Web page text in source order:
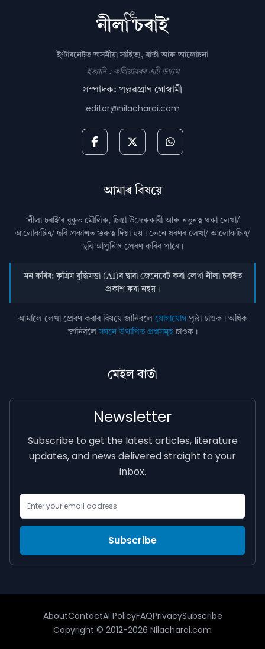
ইণ্টাৰনেটত অসমীয়া সাহিত্য, বাৰ্তা আৰু আলোচনা
ইত্যাদি : কলিয়াবৰৰ এটি উদ্যম
সম্পাদক: পল্লৱপ্ৰাণ গোস্বামী
editor@nilacharai.com
আমাৰ বিষয়ে
‘নীলা চৰাই’ৰ বুকুত মৌলিক, চিন্তা উদ্রেককাৰী আৰু নতুনত্ব থকা লেখা/
আলোকচিত্ৰ/ ছবি প্রকাশত গুৰুত্ব দিয়া হয়। তেনে ধৰণৰ লেখা/ আলোকচিত্ৰ/
ছবি আপুনিও প্রেৰণ কৰিব পাৰে।
মন কৰিব: কৃত্ৰিম বুদ্ধিমত্তা (AI)ৰ দ্বাৰা জেনেৰেট কৰা লেখা নীলা চৰাইত
প্ৰকাশ কৰা নহয়।
আমালৈ লেখা প্ৰেৰণ কৰাৰ বিষয়ে জানিবলৈ যোগাযোগ পৃষ্ঠা চাওক। অধিক
জানিবলৈসঘনে উত্থাপিত প্ৰশ্নসমূহচাওক।
মেইল বাৰ্তা
Newsletter
Subscribe to get the latest articles, literature
updates, and news delivered straight to your
inbox.
Subscribe
AboutContactAI PolicyFAQPrivacySubscribe
Copyright © 2012-2026 Nilacharai.com